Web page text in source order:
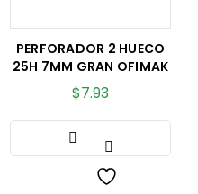
PERFORADOR 2 HUECO
25H 7MM GRAN OFIMAK
$7.93